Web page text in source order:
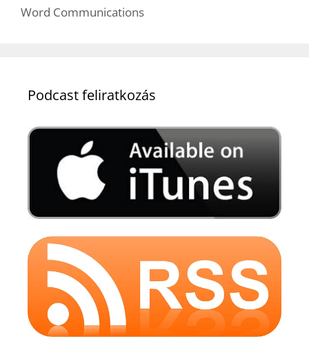
Word Communications
Podcast feliratkozás